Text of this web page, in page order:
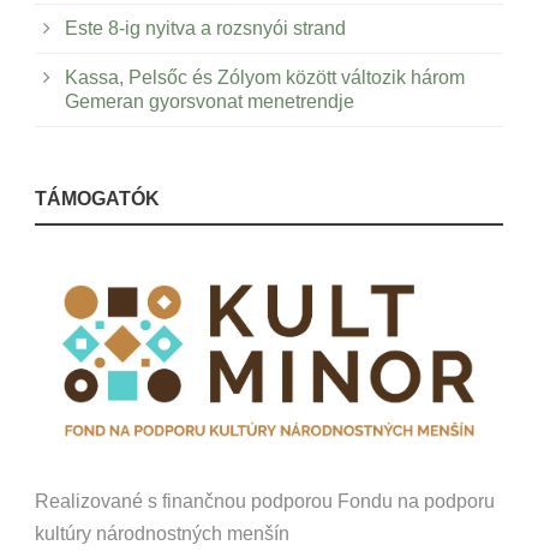
Este 8-ig nyitva a rozsnyói strand
Kassa, Pelsőc és Zólyom között változik három
Gemeran gyorsvonat menetrendje
TÁMOGATÓK
Realizované s finančnou podporou Fondu na podporu
kultúry národnostných menšín